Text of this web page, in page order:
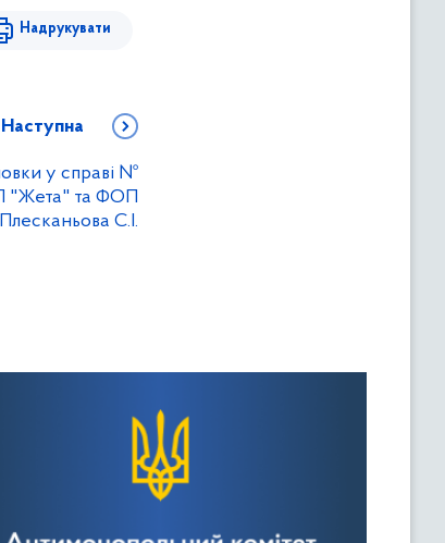
Надрукувати
Наступна
у справі №
"Жета" та ФОП
Плесканьова С.І.